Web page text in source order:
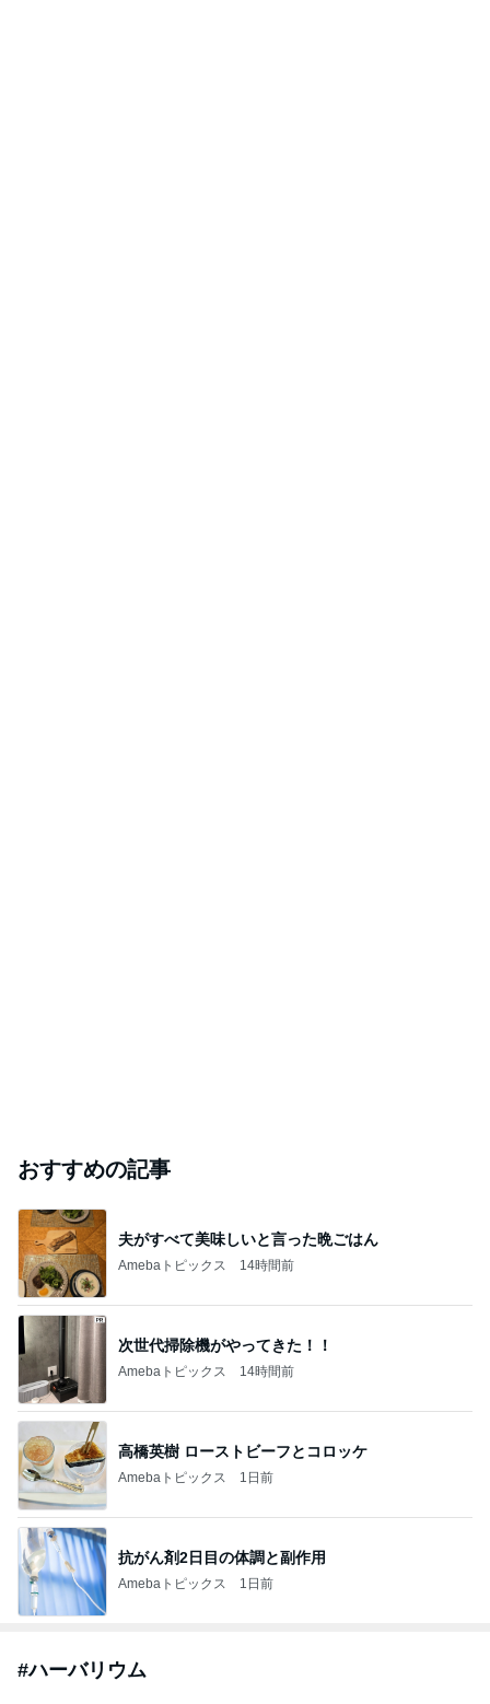
おすすめの記事
夫がすべて美味しいと言った晩ごはん
Amebaトピックス 14時間前
次世代掃除機がやってきた！！
Amebaトピックス 14時間前
高橋英樹 ローストビーフとコロッケ
Amebaトピックス 1日前
抗がん剤2日目の体調と副作用
Amebaトピックス 1日前
#ハーバリウム